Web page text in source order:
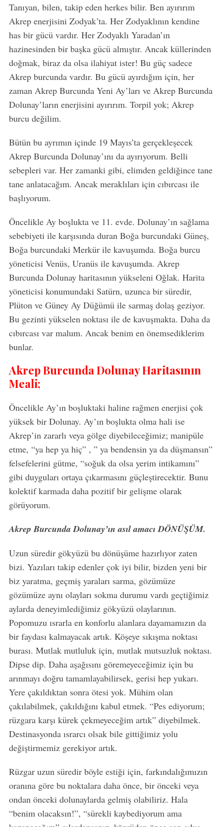
Tanıyan, bilen, takip eden herkes bilir. Ben ayırırım
Akrep enerjisini Zodyak’ta. Her Zodyaklının kendine
has bir gücü vardır. Her Zodyaklı Yaradan’ın
hazinesinden bir başka gücü almıştır. Ancak küllerinden
doğmak, biraz da olsa ilahiyat ister! Bu güç sadece
Akrep burcunda vardır. Bu gücü ayırdığım için, her
zaman Akrep Burcunda Yeni Ay’ları ve Akrep Burcunda
Dolunay’ların enerjisini ayırırım. Torpil yok; Akrep
burcu değilim.
Bütün bu ayrımın içinde 19 Mayıs’ta gerçekleşecek
Akrep Burcunda Dolunay’ını da ayırıyorum. Belli
sebepleri var. Her zamanki gibi, elimden geldiğince tane
tane anlatacağım. Ancak meraklıları için cıbırcası ile
başlıyorum.
Öncelikle Ay boşlukta ve 11. evde. Dolunay’ın sağlama
sebebiyeti ile karşısında duran Boğa burcundaki Güneş,
Boğa burcundaki Merkür ile kavuşumda. Boğa burcu
yöneticisi Venüs, Uranüs ile kavuşumda. Akrep
Burcunda Dolunay haritasının yükseleni Oğlak. Harita
yöneticisi konumundaki Satürn, uzunca bir süredir,
Plüton ve Güney Ay Düğümü ile sarmaş dolaş geziyor.
Bu gezinti yükselen noktası ile de kavuşmakta. Daha da
cıbırcası var malum. Ancak benim en önemsediklerim
bunlar.
Akrep Burcunda Dolunay Haritasının
Meali;
Öncelikle Ay’ın boşluktaki haline rağmen enerjisi çok
yüksek bir Dolunay. Ay’ın boşlukta olma hali ise
Akrep’in zararlı veya gölge diyebileceğimiz; manipüle
etme, “ya hep ya hiç” , ” ya bendensin ya da düşmansın”
felsefelerini gütme, “soğuk da olsa yerim intikamını”
gibi duyguları ortaya çıkarmasını güçleştirecektir. Bunu
kolektif karmada daha pozitif bir gelişme olarak
görüyorum.
Akrep Burcunda Dolunay’ın asıl amacı DÖNÜŞÜM.
Uzun süredir gökyüzü bu dönüşüme hazırlıyor zaten
bizi. Yazıları takip edenler çok iyi bilir, bizden yeni bir
biz yaratma, geçmiş yaraları sarma, gözümüze
gözümüze aynı olayları sokma durumu vardı geçtiğimiz
aylarda deneyimlediğimiz gökyüzü olaylarının.
Popomuzu ısrarla en konforlu alanlara dayamamızın da
bir faydası kalmayacak artık. Köşeye sıkışma noktası
burası. Mutlak mutluluk için, mutlak mutsuzluk noktası.
Dipse dip. Daha aşağısını göremeyeceğimiz için bu
arınmayı doğru tamamlayabilirsek, gerisi hep yukarı.
Yere çakıldıktan sonra ötesi yok. Mühim olan
çakılabilmek, çakıldığını kabul etmek. “Pes ediyorum;
rüzgara karşı kürek çekmeyeceğim artık” diyebilmek.
Destinasyonda ısrarcı olsak bile gittiğimiz yolu
değiştirmemiz gerekiyor artık.
Rüzgar uzun süredir böyle estiği için, farkındalığımızın
oranına göre bu noktalara daha önce, bir önceki veya
ondan önceki dolunaylarda gelmiş olabiliriz. Hala
“benim olacaksın!”, “sürekli kaybediyorum ama